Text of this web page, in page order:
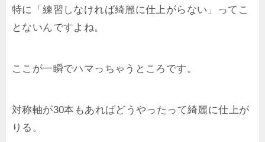
特に「練習しなければ綺麗に仕上がらない」ってこ
とないんですよね。
ここが一瞬でハマっちゃうところです。
対称軸が30本もあればどうやったって綺麗に仕上が
りる。